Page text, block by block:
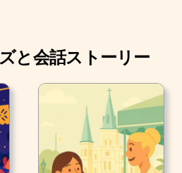
と会話ストーリー